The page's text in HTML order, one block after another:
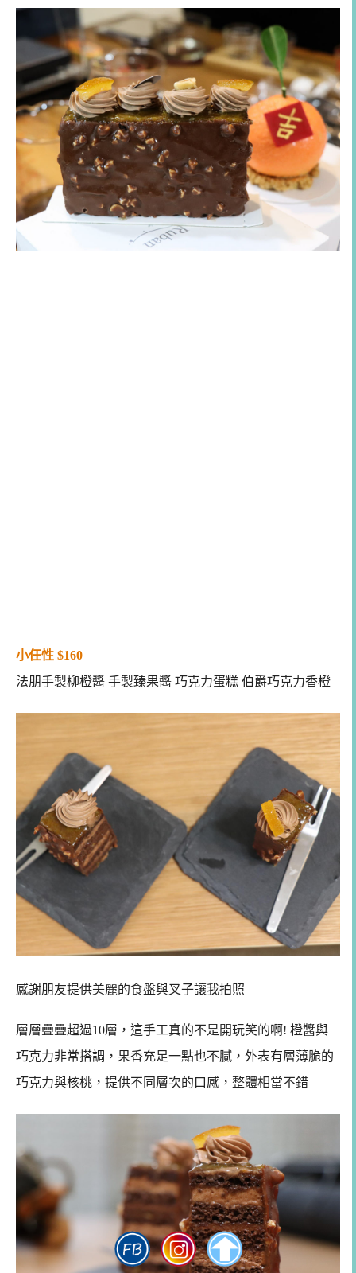
小任性 $160
法朋手製柳橙醬 手製臻果醬 巧克力蛋糕 伯爵巧克力香橙
感謝朋友提供美麗的食盤與叉子讓我拍照
層層疊疊超過10層，這手工真的不是開玩笑的啊! 橙醬與
巧克力非常搭調，果香充足一點也不膩，外表有層薄脆的
巧克力與核桃，提供不同層次的口感，整體相當不錯